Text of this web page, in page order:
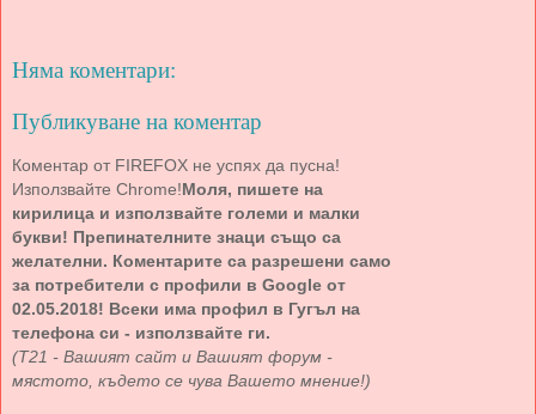
Няма коментари:
Публикуване на коментар
Коментар от FIREFOX не успях да пусна!
Използвайте Chrome!Моля, пишете на
кирилица и използвайте големи и малки
букви! Препинателните знаци също са
желателни. Коментарите са разрешени само
за потребители с профили в Google от
02.05.2018! Всеки има профил в Гугъл на
телефона си - използвайте ги.
(Т21 - Вашият сайт и Вашият форум -
мястото, където се чува Вашето мнение!)